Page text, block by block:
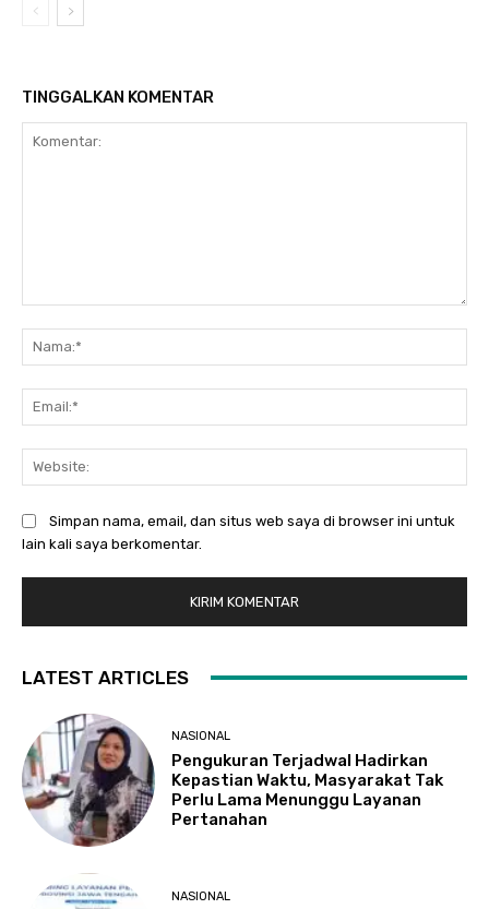
TINGGALKAN KOMENTAR
Simpan nama, email, dan situs web saya di browser ini untuk
lain kali saya berkomentar.
LATEST ARTICLES
NASIONAL
Pengukuran Terjadwal Hadirkan
Kepastian Waktu, Masyarakat Tak
Perlu Lama Menunggu Layanan
Pertanahan
NASIONAL